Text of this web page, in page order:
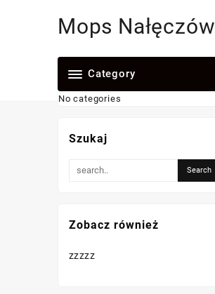
Mops Nałęczów
Category
No categories
Szukaj
Zobacz również
zzzzz